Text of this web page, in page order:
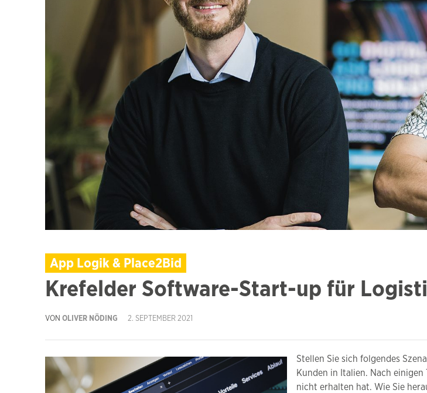
App Logik & Place2Bid
Krefelder Software-Start-up für
VON OLIVER NÖDING 2. SEPTEMBER 2021
Stellen Sie sich folgendes
Kunden in Italien. Nach
nicht erhalten hat. Wie Sie